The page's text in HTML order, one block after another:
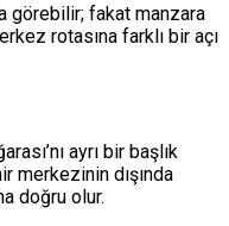
görebilir; fakat manzara
rotasına farklı bir açı
ayrı bir başlık
merkezinin dışında
doğru olur.